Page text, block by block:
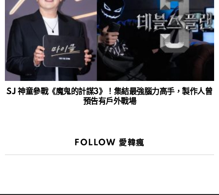
SJ 神童參戰《魔鬼的計謀3》！集結最強腦力高手，製作人曾
預告有戶外戰場
FOLLOW 愛韓瘋